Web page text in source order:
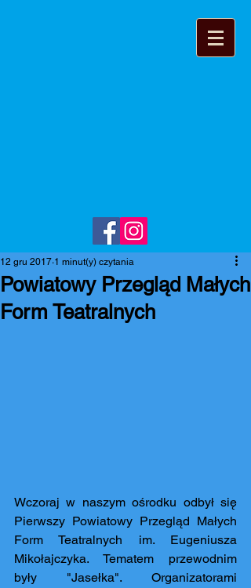
Powiatowy Przegląd Małych
Form Teatralnych
12 gru 2017 1 minut(y) czytania
Wczoraj w naszym ośrodku odbył się
Pierwszy Powiatowy Przegląd Małych
Form Teatralnych im. Eugeniusza
Mikołajczyka. Tematem przewodnim
były "Jasełka". Organizatorami